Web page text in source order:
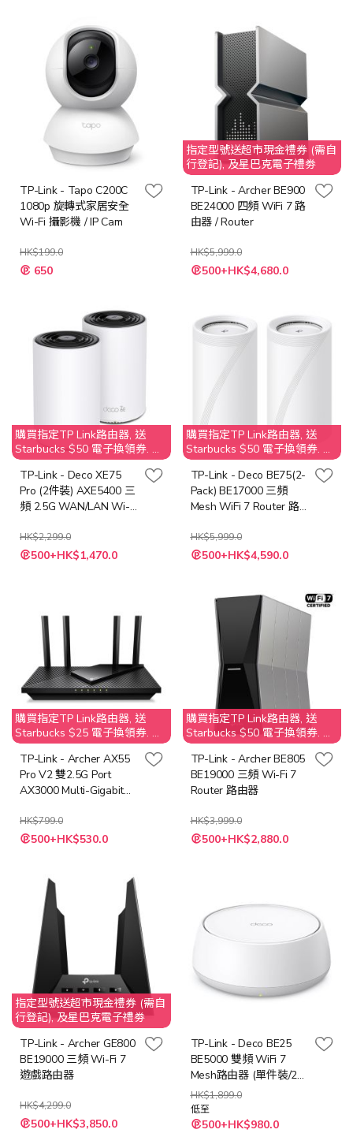
TP-Link - Tapo C200C
1080p 旋轉式家居安全
Wi-Fi 攝影機 / IP Cam
HK$199.0
特
殊 650
指定型號送超市現金禮券 (需自
行登記), 及星巴克電子禮劵
TP-Link - Archer BE900
BE24000 四頻 WiFi 7 路
由器 / Router
HK$5,999.0
特
殊 500+HK$4,680.0
購買指定TP Link路由器, 送
Starbucks $50 電子換領券. 不
接受取消訂單；客人需要退還
贈品 Starbucks $50 之價值
TP-Link - Deco XE75
Pro (2件裝) AXE5400 三
頻 2.5G WAN/LAN Wi-Fi
HK$2,299.0
特
殊 500+HK$1,470.0
購買指定TP Link路由器, 送
Starbucks $50 電子換領券. 不
接受取消訂單；客人需要退還
贈品 Starbucks $50 之價值
TP-Link - Deco BE75(2-
Pack) BE17000 三頻
Mesh WiFi 7 Router 路
HK$5,999.0
特
殊 500+HK$4,590.0
購買指定TP Link路由器, 送
Starbucks $25 電子換領券. 不
接受取消訂單；客人需要退還
贈品 Starbucks $25 之價值
TP-Link - Archer AX55
Pro V2 雙2.5G Port
AX3000 Multi-Gigabit
HK$799.0
特
殊 500+HK$530.0
購買指定TP Link路由器, 送
Starbucks $50 電子換領券. 不
接受取消訂單；客人需要退還
贈品 Starbucks $50 之價值
TP-Link - Archer BE805
BE19000 三頻 Wi-Fi 7
Router 路由器
HK$3,999.0
特
殊 500+HK$2,880.0
指定型號送超市現金禮券 (需自
行登記), 及星巴克電子禮劵
TP-Link - Archer GE800
BE19000 三頻 Wi-Fi 7
遊戲路由器
HK$4,299.0
特
殊 500+HK$3,850.0
TP-Link - Deco BE25
BE5000 雙頻 WiFi 7
Mesh路由器 (單件裝/2件
裝/3件裝)
HK$1,899.0
低至
500+HK$980.0